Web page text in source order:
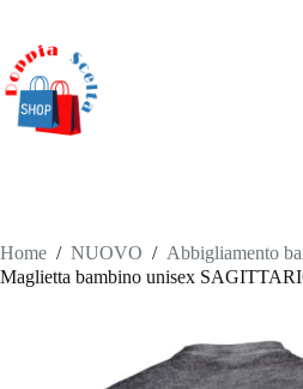
contenuto
Home / NUOVO / Abbigliamento
Maglietta bambino unisex